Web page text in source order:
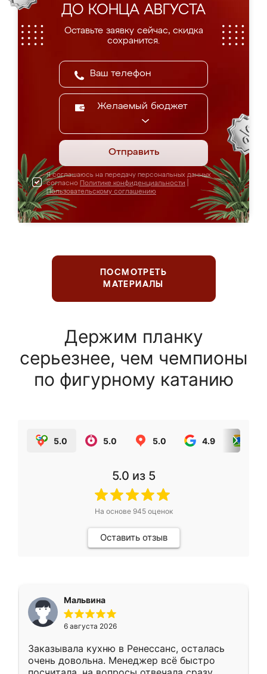
ДО КОНЦА АВГУСТА
Оставьте заявку сейчас, скидка
сохранится.
Желаемый бюджет
Отправить
Я соглашаюсь на передачу персональных данных
согласно Политике конфиденциальности
Пользовательскому соглашению
ПОСМОТРЕТЬ
МАТЕРИАЛЫ
Держим планку
серьезнее, чем чемпионы
по фигурному катанию
5.0 5.0 5.0 4.9
5.0 из 5
На основе 945оценок
Оставить отзыв
Мальвина
6 августа 2026
Заказывала кухню в Ренессанс, осталась
очень довольна. Менеджер всё быстро